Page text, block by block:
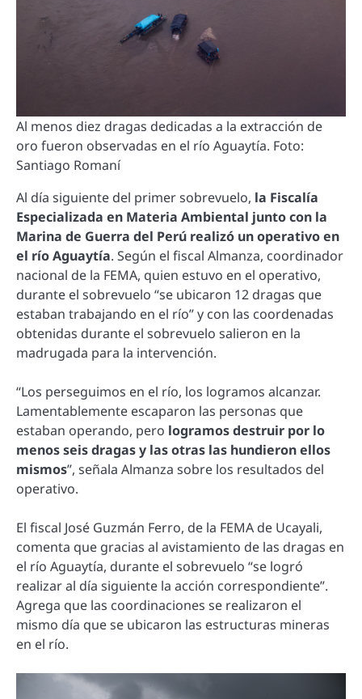
Al menos diez dragas dedicadas a la extracción de
oro fueron observadas en el río Aguaytía. Foto:
Santiago Romaní
Al día siguiente del primer sobrevuelo, la Fiscalía
Especializada en Materia Ambiental junto con la
Marina de Guerra del Perú realizó un operativo en
el río Aguaytía. Según el fiscal Almanza, coordinador
nacional de la FEMA, quien estuvo en el operativo,
durante el sobrevuelo “se ubicaron 12 dragas que
estaban trabajando en el río” y con las coordenadas
obtenidas durante el sobrevuelo salieron en la
madrugada para la intervención.
“Los perseguimos en el río, los logramos alcanzar.
Lamentablemente escaparon las personas que
estaban operando, pero logramos destruir por lo
menos seis dragas y las otras las hundieron ellos
mismos”, señala Almanza sobre los resultados del
operativo.
El fiscal José Guzmán Ferro, de la FEMA de Ucayali,
comenta que gracias al avistamiento de las dragas en
el río Aguaytía, durante el sobrevuelo “se logró
realizar al día siguiente la acción correspondiente”.
Agrega que las coordinaciones se realizaron el
mismo día que se ubicaron las estructuras mineras
en el río.